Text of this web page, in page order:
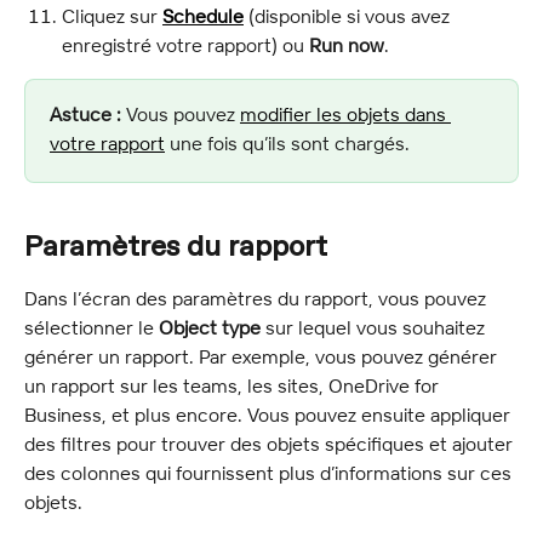
Cliquez sur Schedule (disponible si vous avez
enregistré votre rapport) ou Run now.
Astuce : Vous pouvez modifier les objets dans
votre rapport une fois qu’ils sont chargés.
Paramètres du rapport
Dans l’écran des paramètres du rapport, vous pouvez
sélectionner le Object type sur lequel vous souhaitez
générer un rapport. Par exemple, vous pouvez générer
un rapport sur les teams, les sites, OneDrive for
Business, et plus encore. Vous pouvez ensuite appliquer
des filtres pour trouver des objets spécifiques et ajouter
des colonnes qui fournissent plus d’informations sur ces
objets.